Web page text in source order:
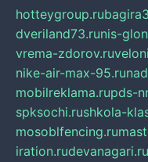
hotteygroup.ru
dveriland73.runis-
vrema-zdorov.ru
nike-air-max-95.ru
mobilreklama.rupds-
spksochi.rushkola-
mosoblfencing.ru
iration.rudevanagari.ru